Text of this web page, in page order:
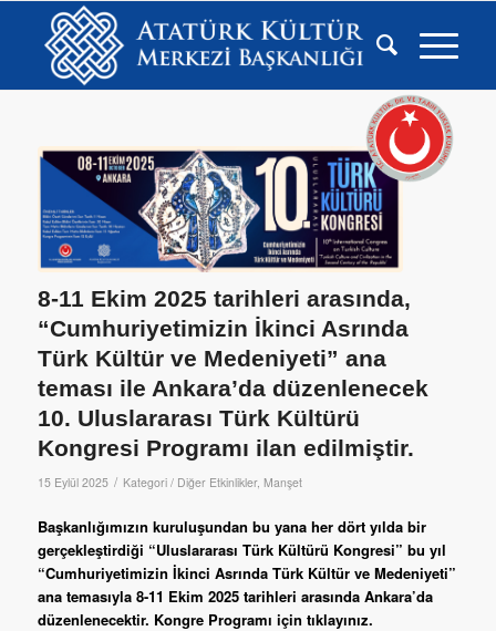
8-11 Ekim 2025 tarihleri arasında,
“Cumhuriyetimizin İkinci Asrında
Türk Kültür ve Medeniyeti” ana
teması ile Ankara’da düzenlenecek
10. Uluslararası Türk Kültürü
Kongresi Programı ilan edilmiştir.
15 Eylül 2025 / Kategori / Diğer Etkinlikler, Manşet
Başkanlığımızın kuruluşundan bu yana her dört yılda bir
gerçekleştirdiği “Uluslararası Türk Kültürü Kongresi” bu yıl
“Cumhuriyetimizin İkinci Asrında Türk Kültür ve Medeniyeti”
ana temasıyla 8-11 Ekim 2025 tarihleri arasında Ankara’da
düzenlenecektir. Kongre Programı için tıklayınız.